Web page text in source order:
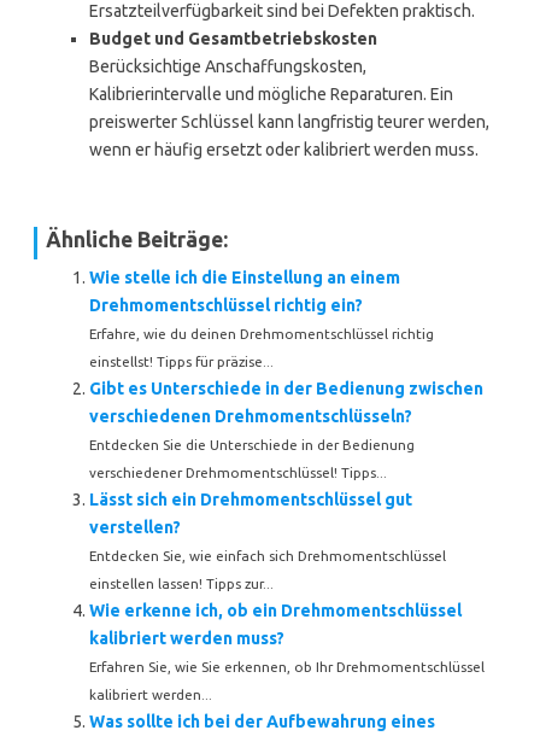
Ersatzteilverfügbarkeit sind bei Defekten praktisch.
Budget und Gesamtbetriebskosten
Berücksichtige Anschaffungskosten,
Kalibrierintervalle und mögliche Reparaturen. Ein
preiswerter Schlüssel kann langfristig teurer werden,
wenn er häufig ersetzt oder kalibriert werden muss.
Ähnliche Beiträge:
Wie stelle ich die Einstellung an einem
Drehmomentschlüssel richtig ein?
Erfahre, wie du deinen Drehmomentschlüssel richtig
einstellst! Tipps für präzise...
Gibt es Unterschiede in der Bedienung zwischen
verschiedenen Drehmomentschlüsseln?
Entdecken Sie die Unterschiede in der Bedienung
verschiedener Drehmomentschlüssel! Tipps...
Lässt sich ein Drehmomentschlüssel gut
verstellen?
Entdecken Sie, wie einfach sich Drehmomentschlüssel
einstellen lassen! Tipps zur...
Wie erkenne ich, ob ein Drehmomentschlüssel
kalibriert werden muss?
Erfahren Sie, wie Sie erkennen, ob Ihr Drehmomentschlüssel
kalibriert werden...
Was sollte ich bei der Aufbewahrung eines